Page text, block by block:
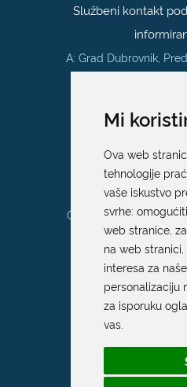
Mi
Ova web
tehnologije
vaše iskustvo
svrhe:
web stranice,
na web stranici
interesa za
personalizaciju
za isporuku
vas.
Službeni kontakt
A: Grad Dubrovnik,
Ured 205; rad sa
upravna tijela
Gundulićeva poljana
Radno vrijeme
Ponedjeljak –
T:+385 20
Arhiva|